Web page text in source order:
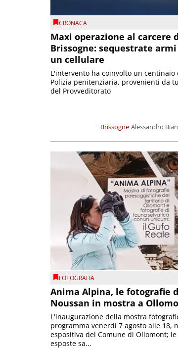
CRONACA
Maxi operazione al carcere
Brissogne: sequestrate
un cellulare
Brissogne Alessandro
L'intervento ha coinvolto un
Polizia penitenziaria, provenienti da
del Provveditorato
FOTOGRAFIA
Anima Alpina, le fotografie
Noussan in mostra a
L'inaugurazione della mostra
programma venerdì 7 agosto alle 18,
espositiva del Comune di Ollomont;
esposte sa...